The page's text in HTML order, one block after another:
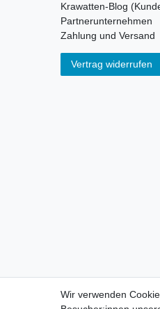
Krawatten-Blog
Partnerunternehmen
Zahlung und Versand
Vertrag widerrufen
Wir verwenden